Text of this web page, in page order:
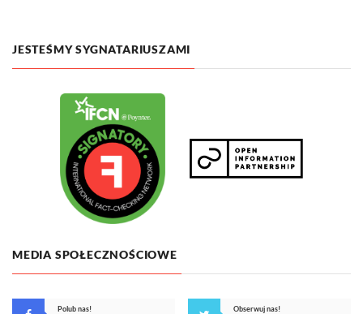
JESTEŚMY SYGNATARIUSZAMI
MEDIA SPOŁECZNOŚCIOWE
Polub nas!
Obserwuj nas!